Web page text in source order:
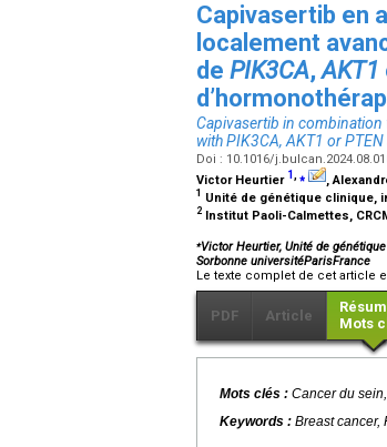
Capivasertib en
localement
de PIK3CA,AKT1
Capivasertib in combination
withPIK3CA, AKT1 orPTEN
Doi : 10.1016/
Victor Heurtier 1,⁎ ,
1 Unité de génétique clinique,
2 Institut Paoli-Calmettes,
⁎Victor Heurtier, Unité de
Sorbonne universitéParisFrance
Le texte complet de cet article
PDF Article
Mots
Mots clés : Cancer du
Keywords : Breast cancer,